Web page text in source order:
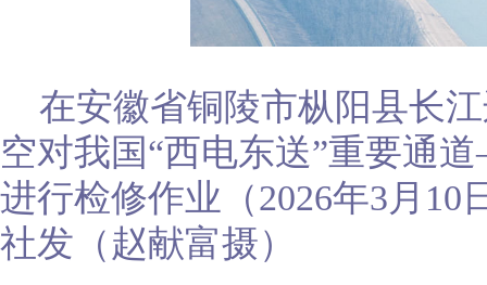
在安徽省铜陵市枞阳县长
空对我国“西电东送”重要通
进行检修作业（2026年3月10
社发（赵献富摄）